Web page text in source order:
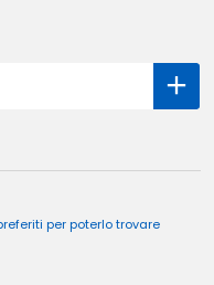
per poterlo trovare